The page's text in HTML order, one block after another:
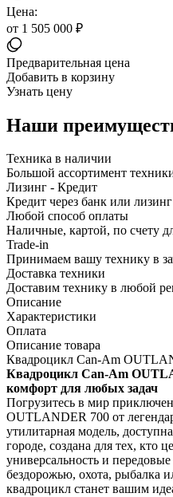
Цена:
от 1 505 000 ₽
Предварительная цена
Добавить в корзину
Узнать цену
Наши
Техника в наличии
Большой ассортимент
Лизинг - Кредит
Кредит через банк или
Любой способ оплаты
Наличные, картой, по счету
Trade-in
Принимаем вашу технику в
Доставка техники
Доставим технику в любой
Описание
Характеристики
Оплата
Описание товара
Квадроцикл Can-Am
Квадроцикл Can-Am
комфорт для любых задач
Погрузитесь в мир
OUTLANDER 700 от
утилитарная модель,
городе, создана для тех, кто
универсальность и
бездорожью, охота, рыбалка
квадроцикл станет вашим